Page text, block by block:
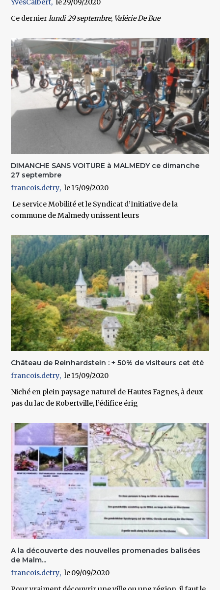
YvesCalbert
29/09/2020
Ce dernierlundi 29 septembre, Valérie De Bue
DIMANCHE SANS VOITURE à MALMEDY ce dimanche
27 septembre
francois.detry
15/09/2020
Le service Mobilité et le Syndicat d’Initiative de la
commune de Malmedy unissent leurs
Château de Reinhardstein : + 50% de visiteurs cet été
francois.detry
15/09/2020
Niché en plein paysage naturel de Hautes Fagnes, à deux
pas du lac de Robertville, l’édifice érig
A la découverte des nouvelles promenades balisées
de Malm...
francois.detry
09/09/2020